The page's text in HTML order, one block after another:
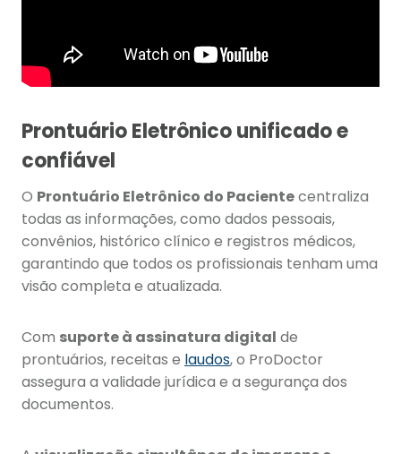
Prontuário Eletrônico unificado e
confiável
O Prontuário Eletrônico do Pacientecentraliza
todas as informações, como dados pessoais,
convênios, histórico clínico e registros médicos,
garantindo que todos os profissionais tenham uma
visão completa e atualizada.
Com suporte à assinatura digital de
prontuários, receitas e laudos, o ProDoctor
assegura a validade jurídica e a segurança dos
documentos.